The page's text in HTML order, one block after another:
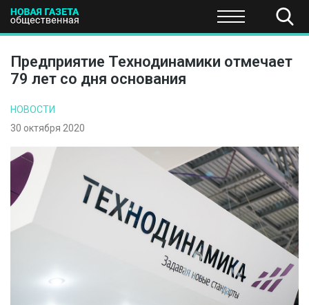
ПОЛИТИКА ЭКОНОМИКА НАУКА И
Предприятие Технодинамики отмечает
79 лет со дня основания
НОВОСТИ
30 октября 2020